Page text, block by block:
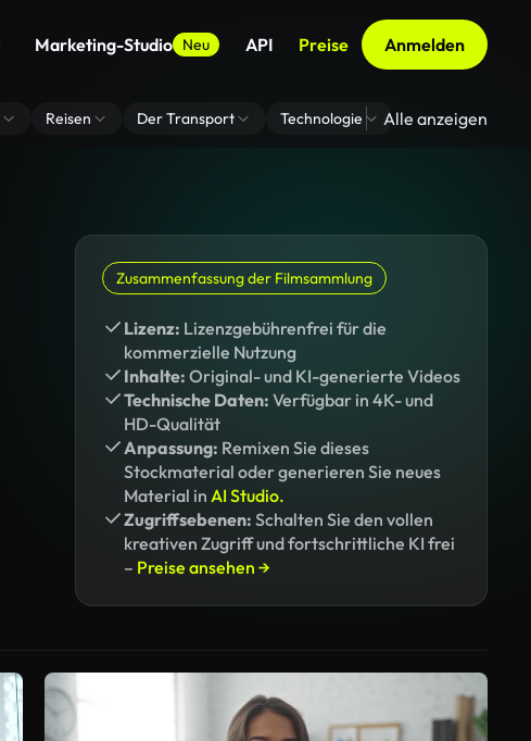
Marketing-Studio Neu API Preise Anmelden
Reisen Der Transport Technologie Zoom Virtuelle
Alle anzeigen
Zusammenfassung der Filmsammlung
Lizenz: Lizenzgebührenfrei für die
kommerzielle Nutzung
Inhalte: Original- und KI-generierte Videos
Technische Daten: Verfügbar in 4K- und
HD-Qualität
Anpassung: Remixen Sie dieses
Stockmaterial oder generieren Sie neues
Material in AI Studio.
Zugriffsebenen: Schalten Sie den vollen
kreativen Zugriff und fortschrittliche KI frei
– Preise ansehen →